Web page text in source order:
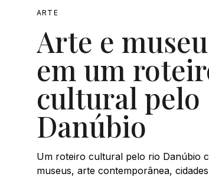
ARTE
Arte e
em um
cultural pelo
Danúbio
Um roteiro cultural pelo rio Danúbio
museus, arte contemporânea,